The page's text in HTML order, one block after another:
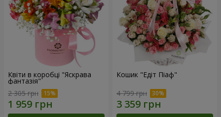
Квіти в коробці "Яскрава
фантазія"
2 305 грн
Кошик "Едіт Піаф"
4 799 грн